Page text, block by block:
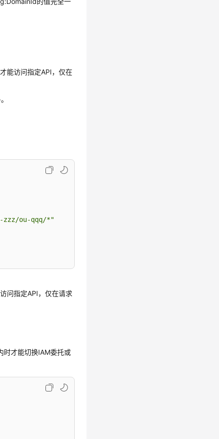
能访问指定API，仅在
ou-qqq/*"
问指定API，仅在请求
才能切换IAM委托或